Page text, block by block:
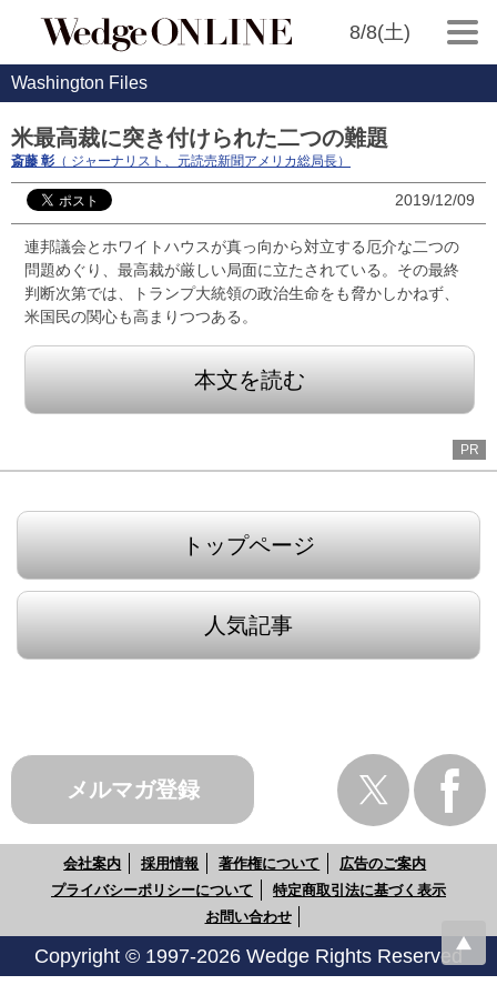
8/8(土)
Washington Files
米最高裁に突き付けられた二つの難題
斎藤 彰 （ ジャーナリスト、元読売新聞アメリカ総局長）
2019/12/09
連邦議会とホワイトハウスが真っ向から対立する厄介な二つの
問題めぐり、最高裁が厳しい局面に立たされている。その最終
判断次第では、トランプ大統領の政治生命をも脅かしかねず、
米国民の関心も高まりつつある。
本文を読む
PR
トップページ
人気記事
メルマガ登録
会社案内 採用情報 著作権について
広告のご案内
プライバシーポリシーについて
特定商取引法に基づく表示
お問い合わせ
Copyright © 1997-2026 Wedge Rights Reserved